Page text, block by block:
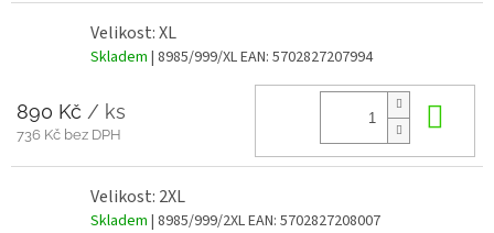
Velikost: XL
Skladem | 8985/999/XLEAN: 5702827207994
890 Kč / ks
736 Kč bez DPH
Velikost: 2XL
Skladem | 8985/999/2XLEAN: 5702827208007